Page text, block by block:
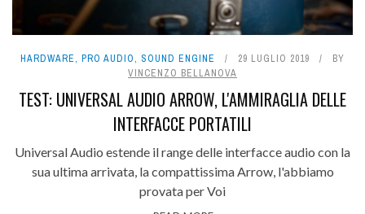
HARDWARE, PRO AUDIO, SOUND ENGINE 29 LUGLIO 2019
BY
VINCENZO BELLANOVA
TEST: UNIVERSAL AUDIO ARROW, L'AMMIRAGLIA DELLE
INTERFACCE PORTATILI
Universal Audio estende il range delle interfacce audio con la
sua ultima arrivata, la compattissima Arrow, l'abbiamo
provata per Voi